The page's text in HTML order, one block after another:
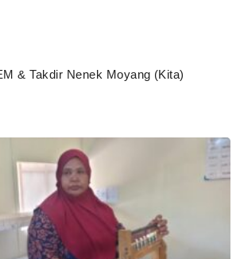
& Takdir Nenek Moyang (Kita)